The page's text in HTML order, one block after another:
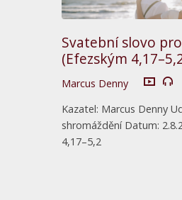
Svatební slovo
(Efezským
Marcus Denny
Kazatel: Marcus Denny
shromáždění Datum:
4,17–5,2